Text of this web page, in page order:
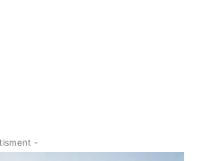
-